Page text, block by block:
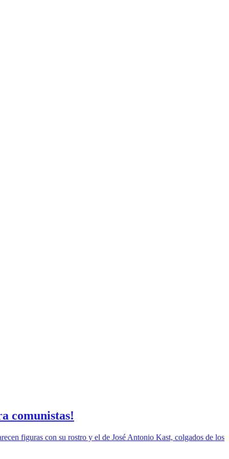
comunistas!
figuras con su rostro y el de José Antonio Kast, colgados de los